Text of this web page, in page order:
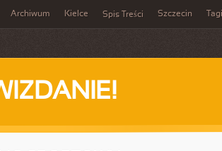
Archiwum Kielce Spis Treści Szczecin Tagi